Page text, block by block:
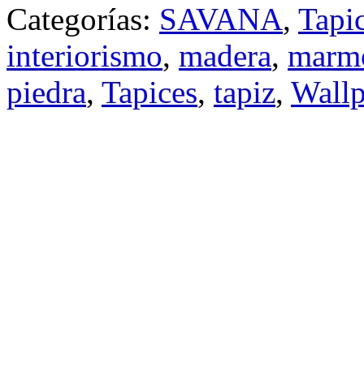
Categorías: SAVANA,
interiorismo, madera,
piedra, Tapices, tapiz,